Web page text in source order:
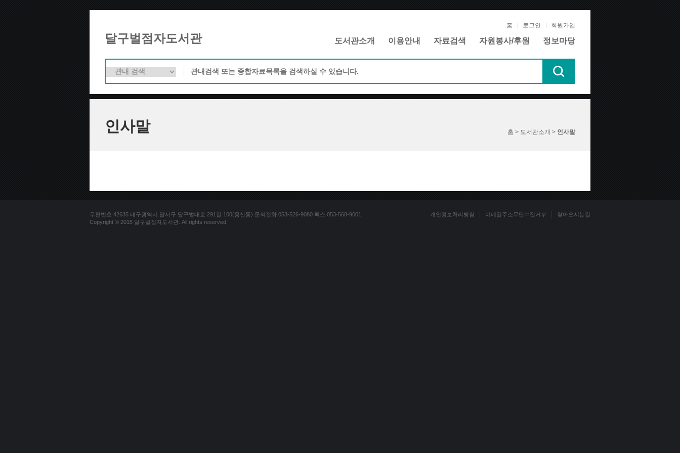
달구벌점자도서관
홈 로그인 회원가입
도서관소개 이용안내 자료검색 자원봉사/후원 정보마당
인사말 홈 > 도서관소개 > 인사말
우편번호 42635 대구광역시 달서구 달구벌대로 291길 100(용산동) 문의전화 053-526-9080 팩스 053-568-9001
Copyright © 2015 달구벌점자도서관. All rights reserved.
개인정보처리방침 이메일주소무단수집거부 찾아오시는길